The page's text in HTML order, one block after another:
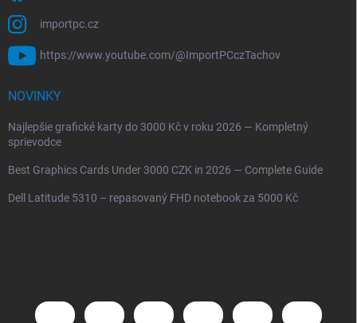
importpc.cz
https://www.youtube.com/@ImportPCczTachov
NOVINKY
Najlepšie grafické karty do 3000 Kč v roku 2026 — Kompletný
sprievodce
Best Graphics Cards Under 3000 CZK in 2026 — Complete Guide
Dell Latitude 5310 – repasovaný FHD notebook za 5000 Kč